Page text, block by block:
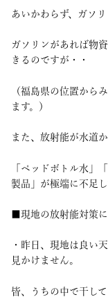
あいかわらず、ガソ
ガソリンがあれば物
きるのですが・・
（福島県の位置から
ます。）
また、放射能が水道
「ペッドボトル水」
製品」が極端に不足し
■現地の放射能対策
・昨日、現地は良い
見かけません。
皆、うちの中で干し